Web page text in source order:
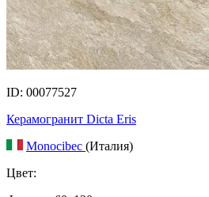
ID: 00077527
Керамогранит Dicta Eris
Monocibec (Италия)
Цвет: